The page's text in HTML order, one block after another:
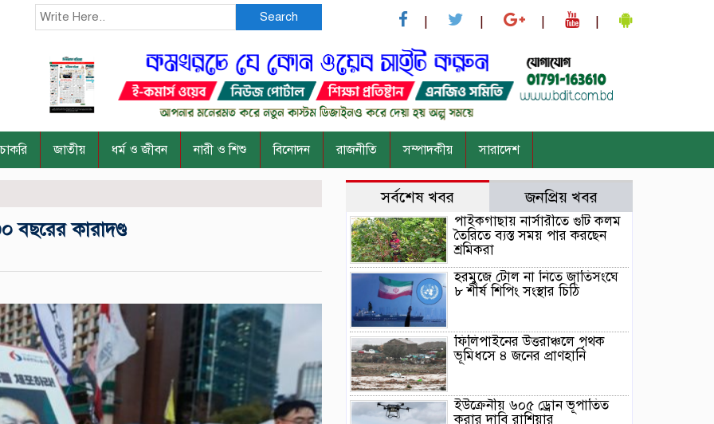
Search
চাকরি জাতীয় ধর্ম ও জীবন নারী ও শিশু বিনোদন রাজনীতি সম্পাদকীয় সারাদেশ
বছরের কারাদণ্ড
সর্বশেষ খবর জনপ্রিয় খবর
পাইকগাছায় নার্সারীতে গুটি কলম
তৈরিতে ব্যস্ত সময় পার করছেন
শ্রমিকরা
হরমুজে টোল না নিতে জাতিসংঘে
৮ শীর্ষ শিপিং সংস্থার চিঠি
ফিলিপাইনের উত্তরাঞ্চলে পৃথক
ভূমিধসে ৪ জনের প্রাণহানি
ইউক্রেনীয় ৬০৫ ড্রোন ভূপাতিত
করার দাবি রাশিয়ার